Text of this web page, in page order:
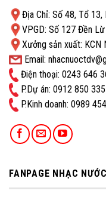
Địa Chỉ: Số 48, Tổ 13,
VPGD: Số 127 Đền
Xưởng sản xuất: KCN
Email:
Điện thoại: 0243 646
P.Dự án: 0912 850 335
P.Kinh doanh: ‭0989
FANPAGE NHẠC